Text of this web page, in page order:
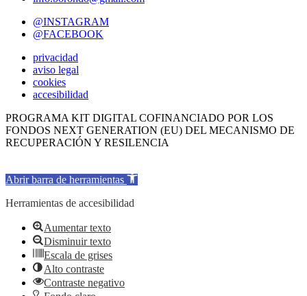
@INSTAGRAM
@FACEBOOK
privacidad
aviso legal
cookies
accesibilidad
PROGRAMA KIT DIGITAL COFINANCIADO POR LOS
FONDOS NEXT GENERATION (EU) DEL MECANISMO DE
RECUPERACIÓN Y RESILENCIA
Abrir barra de herramientas
Herramientas de accesibilidad
Aumentar texto
Disminuir texto
Escala de grises
Alto contraste
Contraste negativo